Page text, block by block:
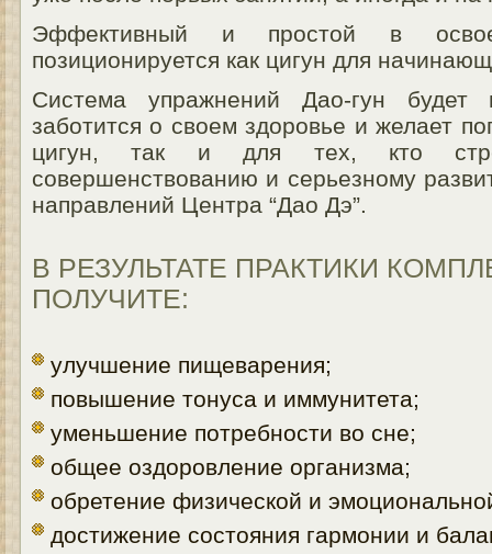
Эффективный и простой в
позиционируется как цигун для
Система упражнений Дао-гун
заботится о своем здоровье и желает
цигун, так и для тех, кто
совершенствованию и серьезному
направлений Центра “Дао Дэ”.
В РЕЗУЛЬТАТЕ ПРАКТИКИ
ПОЛУЧИТЕ:
улучшение пищеварения;
повышение тонуса и иммунитета;
уменьшение потребности во сне;
общее оздоровление организма;
обретение физической и
достижение состояния гармонии и